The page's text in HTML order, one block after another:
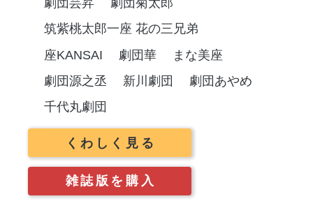
劇団芸昇
劇団菊太郎
筑紫桃太郎一座 花の三兄弟
座KANSAI
劇団華
まな美座
劇団源之丞
新川劇団
劇団あやめ
千代丸劇団
くわしく見る
雑誌版を購入